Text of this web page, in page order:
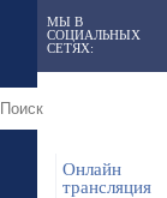
МЫ В
СОЦИАЛЬНЫХ
СЕТЯХ:
Онлайн
трансляция